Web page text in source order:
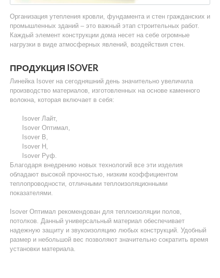
Организация утепления кровли, фундамента и стен гражданских и
промышленных зданий – это важный этап строительных работ.
Каждый элемент конструкции дома несет на себе огромные
нагрузки в виде атмосферных явлений, воздействия стен.
ПРОДУКЦИЯ ISOVER
Линейка Isover на сегодняшний день значительно увеличила
производство материалов, изготовленных на основе каменного
волокна, которая включает в себя:
Isover Лайт,
Isover Оптимал,
Isover B,
Isover H,
Isover Руф.
Благодаря внедрению новых технологий все эти изделия
обладают высокой прочностью, низким коэффициентом
теплопроводности, отличными теплоизоляционными
показателями.
Isover Оптимал рекомендован для теплоизоляции полов,
потолков. Данный универсальный материал обеспечивает
надежную защиту и звукоизоляцию любых конструкций. Удобный
размер и небольшой вес позволяют значительно сократить время
установки материала.